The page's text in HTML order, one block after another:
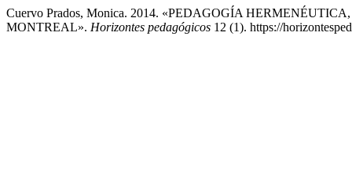
Cuervo Prados, Monica. 2014. «PEDAGOGÍA
MONTREAL». Horizontes pedagógicos 12 (1). https://